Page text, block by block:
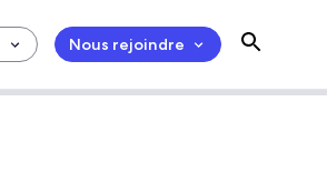
Nous rejoindre